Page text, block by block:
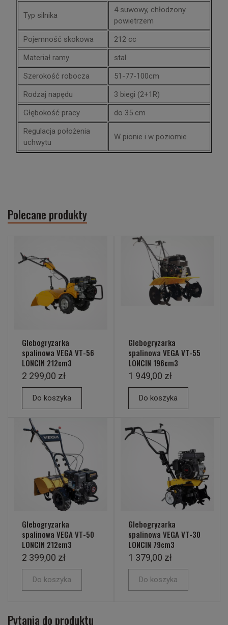
Typ silnika
4 suwowy, chłodzony
powietrzem
Pojemność skokowa
212 cc
Materiał ramy
stal
Szerokość robocza
51-77-100cm
Rodzaj napędu
3 biegi (2+1R)
Głębokość pracy
do 35 cm
Regulacja położenia
uchwytu
W pionie i w poziomie
Polecane produkty
Glebogryzarka
spalinowa VEGA VT-56
LONCIN 212cm3
2 299,00 zł
Do koszyka
Glebogryzarka
spalinowa VEGA VT-55
LONCIN 196cm3
1 949,00 zł
Do koszyka
Glebogryzarka
spalinowa VEGA VT-50
LONCIN 212cm3
2 399,00 zł
Do koszyka
Glebogryzarka
spalinowa VEGA VT-30
LONCIN 79cm3
1 379,00 zł
Do koszyka
Pytania do produktu